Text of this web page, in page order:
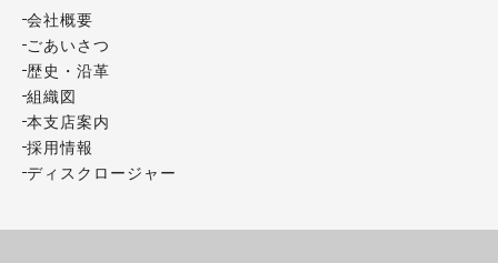
会社概要
ごあいさつ
歴史・沿革
組織図
本支店案内
採用情報
ディスクロージャー